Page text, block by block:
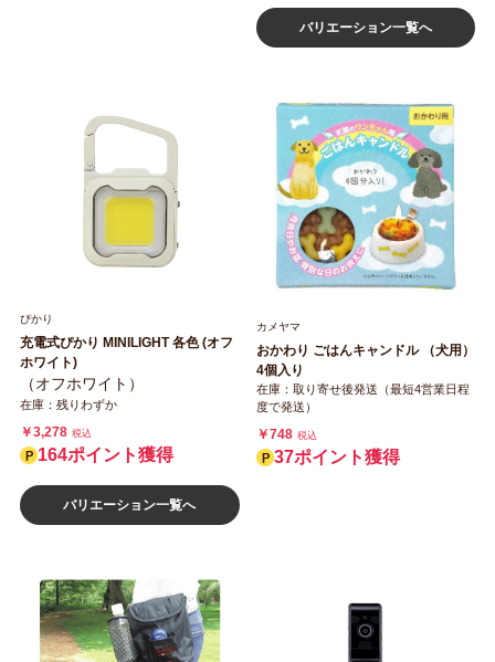
バリエーション一覧へ
ぴかり
充電式ぴかり MINILIGHT 各色 (オフ
ホワイト)
（オフホワイト）
在庫：残りわずか
￥3,278 税込
164ポイント獲得
バリエーション一覧へ
カメヤマ
おかわり ごはんキャンドル （犬用）
4個入り
在庫：取り寄せ後発送（最短4営業日程
度で発送）
￥748 税込
37ポイント獲得